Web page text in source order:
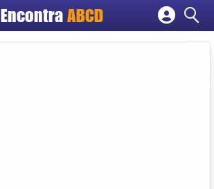
EncontraABCD
Cadastrar empresa